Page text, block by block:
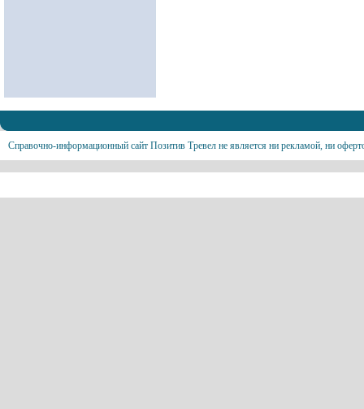
Справочно-информационный сайт Позитив Тревел не является ни рекламой, ни